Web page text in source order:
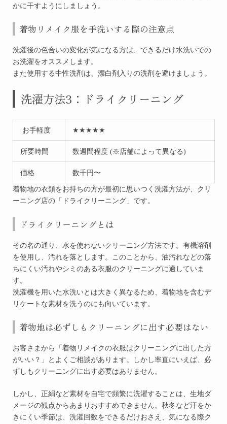
かに干すようにしましょう。
着物リメイク服を手洗いする際の注意点
洗濯後の色合いの変化が気になる方は、できるだけ水洗いでの
お洗濯をオススメします。
また使用する中性洗剤は、漂白剤入りの洗剤を避けましょう。
洗濯方法3：ドライクリーニング
お手軽度 ★★★★★
所要時間 数週間程度 (※店舗によって異なる)
価格 数千円〜
着物地の衣類をお持ちの方が最初に思いつく洗濯方法が、クリ
ーニング店の「ドライクリーニング」です。
ドライクリーニングとは
その名の通り、水を使わないクリーニング方法です。有機溶剤
を使用し、汚れを落とします。このことから、油汚れなどの落
ちにくい汚れやシミのある衣服のクリーニングに適していま
す。
洗濯機を用いた水洗いとは大きく異なるため、着物地を含むデ
リケートな素材を洗うのにも向いています。
着物地は必ずしもクリーニングに出す必要はない
お客さまから「着物リメイクの衣服はクリーニングに出した方
がいい？」とよくご相談があります。しかし率直にいえば、必
ずしもクリーニングに出す必要はありません。
しかし、正絹など素材を自宅で頻繁に洗濯することは、生地ダ
メージの観点からあまりおすすめできません。秋冬など汗をか
きにくい季節は、洗濯回数をできるだけおさえ、気になる際ク